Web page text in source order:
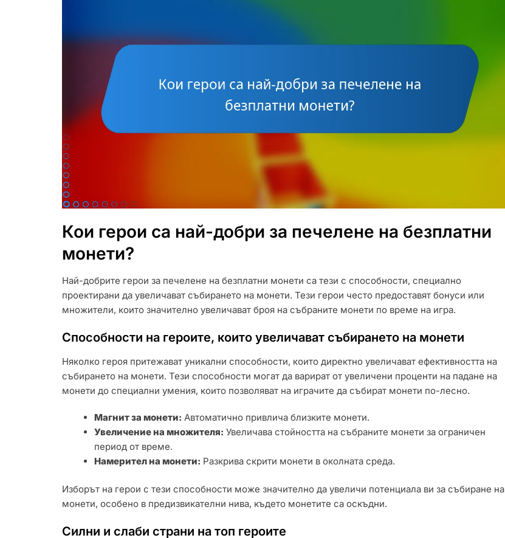
Кои герои са най-добри за печелене на безплатни
монети?
Най-добрите герои за печелене на безплатни монети са тези с способности, специално
проектирани да увеличават събирането на монети. Тези герои често предоставят бонуси или
множители, които значително увеличават броя на събраните монети по време на игра.
Способности на героите, които увеличават събирането на монети
Няколко героя притежават уникални способности, които директно увеличават ефективността на
събирането на монети. Тези способности могат да варират от увеличени проценти на падане на
монети до специални умения, които позволяват на играчите да събират монети по-лесно.
Магнит за монети: Автоматично привлича близките монети.
Увеличение на множителя: Увеличава стойността на събраните монети за ограничен
период от време.
Намерител на монети: Разкрива скрити монети в околната среда.
Изборът на герои с тези способности може значително да увеличи потенциала ви за събиране на
монети, особено в предизвикателни нива, където монетите са оскъдни.
Силни и слаби страни на топ героите